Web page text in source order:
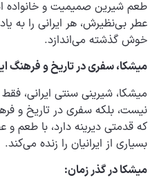
طعم شیرین صمیمیت و خانواده
عطر بی‌نظیرش، هر ایرانی را به
خوش گذشته می‌اندازد.
میشکا، سفری در تاریخ و فرهنگ
میشکا، شیرینی سنتی ایرانی،
نیست، بلکه سفری در تاریخ و
که قدمتی دیرینه دارد، با طعم
بسیاری از ایرانیان را زنده می‌کند.
میشکا در گذر زمان: